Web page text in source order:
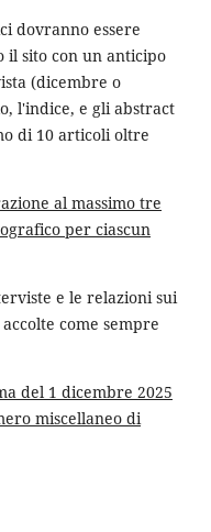
dovranno essere
il sito con un anticipo
(dicembre o
l'indice, e gli abstract
di 10 articoli oltre
al massimo tre
per ciascun
e le relazioni sui
come sempre
del 1 dicembre 2025
miscellaneo di